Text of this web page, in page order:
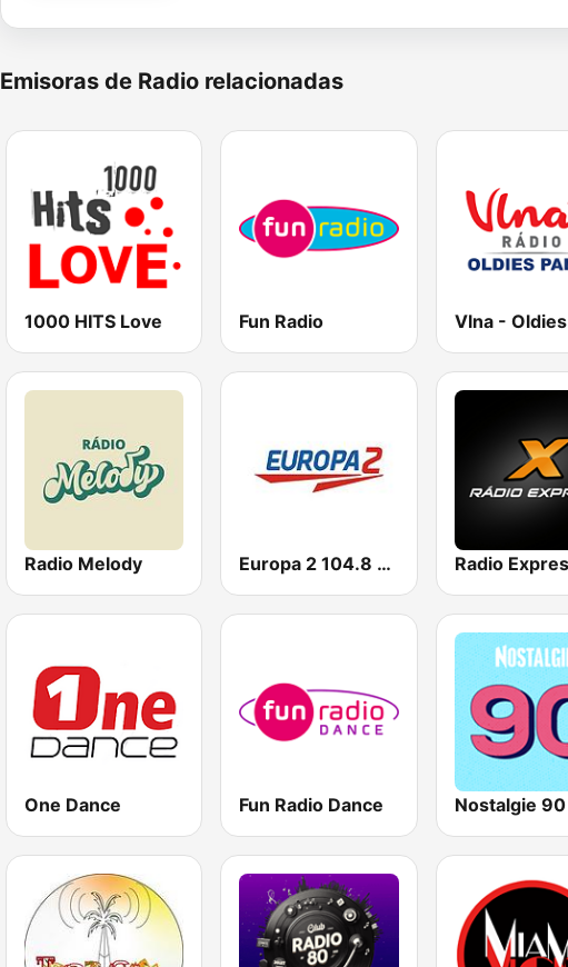
Emisoras de Radio relacionadas
1000 HITS Love Fun Radio
Radio Melody Europa 2 104.8 FM Radio Expres
One Dance Fun Radio Dance Nostalgie 90